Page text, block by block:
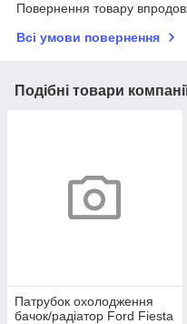
Повернення товару
Всі умови повернення
Подібні товари
Патрубок охолодження
бачок/радіатор Ford Fiesta